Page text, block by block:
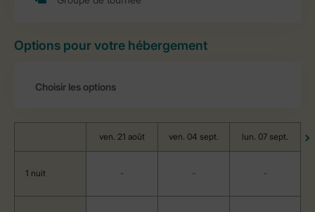
Options pour votre hébergement
ven. 21 août ven. 04 sept. lun. 07 sept.
1 nuit - - -